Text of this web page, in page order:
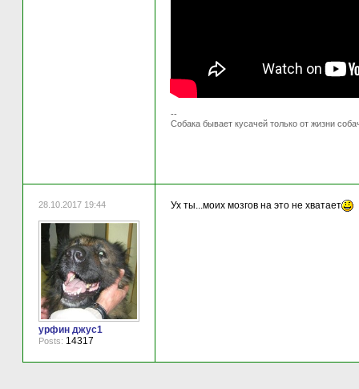
--
Собака бывает кусачей только от жизни
28.10.2017 19:44
урфин джус1
Posts: 14317
Ух ты...моих мозгов на это не хватает